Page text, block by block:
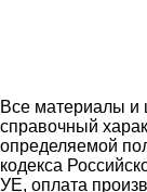
Все материалы и
справочный
определяемой
кодекса
УЕ, оплата